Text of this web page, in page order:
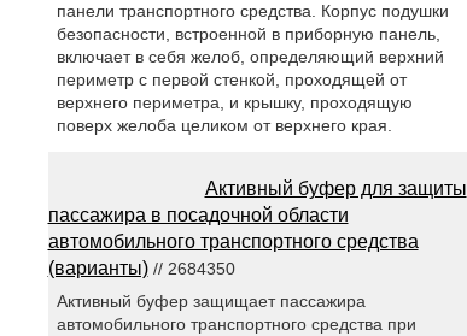
панели транспортного средства. Корпус подушки
безопасности, встроенной в приборную панель,
включает в себя желоб, определяющий верхний
периметр с первой стенкой, проходящей от
верхнего периметра, и крышку, проходящую
поверх желоба целиком от верхнего края.
Активный буфер для защиты
пассажира в посадочной области
автомобильного транспортного средства
(варианты)// 2684350
Активный буфер защищает пассажира
автомобильного транспортного средства при